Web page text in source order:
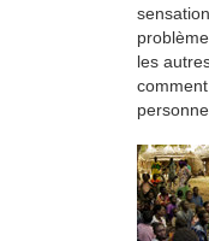
les